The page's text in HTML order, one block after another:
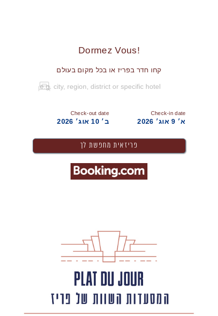
!Dormez Vous
קחו חדר בפריז או בכל מקום בעולם
Check-in date
א׳ 9 אוג׳ 2026
Check-out date
ב׳ 10 אוג׳ 2026